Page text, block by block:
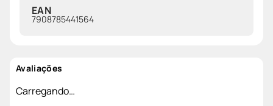
EAN
7908785441564
Avaliações
Carregando…